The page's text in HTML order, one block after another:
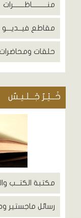
منــــــــــاظـــــــرات
مقاطع فيــديـــو
حلقات ومحاضرات
خَــيْـرُ جَــلـيـسٌ
مكتبة الكتــب
رسائل ماجستير